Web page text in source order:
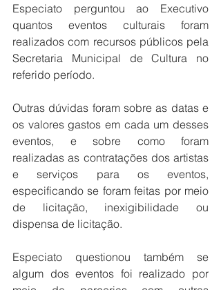
Especiato perguntou ao Executivo
quantos eventos culturais foram
realizados com recursos públicos pela
Secretaria Municipal de Cultura no
referido período.
Outras dúvidas foram sobre as datas e
os valores gastos em cada um desses
eventos, e sobre como foram
realizadas as contratações dos artistas
e serviços para os eventos,
especificando se foram feitas por meio
de licitação, inexigibilidade ou
dispensa de licitação.
Especiato questionou também se
algum dos eventos foi realizado por